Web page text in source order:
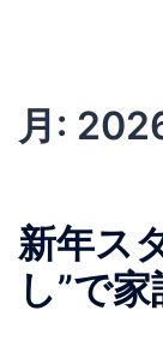
月:
新年ス
し”で